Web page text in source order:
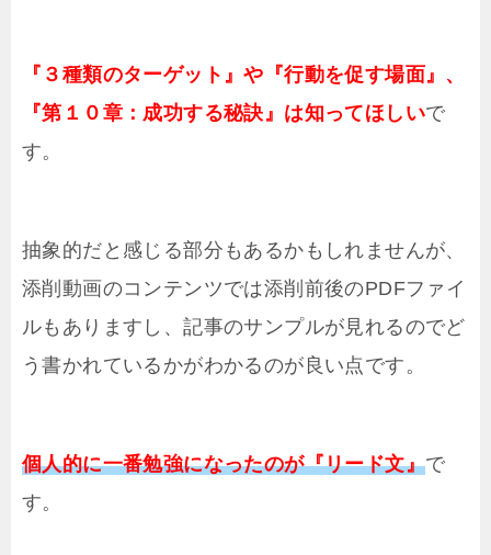
『３種類のターゲット』や『行動を促す場面』、
『第１０章：成功する秘訣』は知ってほしいで
す。
抽象的だと感じる部分もあるかもしれませんが、
添削動画のコンテンツでは添削前後のPDFファイ
ルもありますし、記事のサンプルが見れるのでど
う書かれているかがわかるのが良い点です。
個人的に一番勉強になったのが『リード文』で
す。